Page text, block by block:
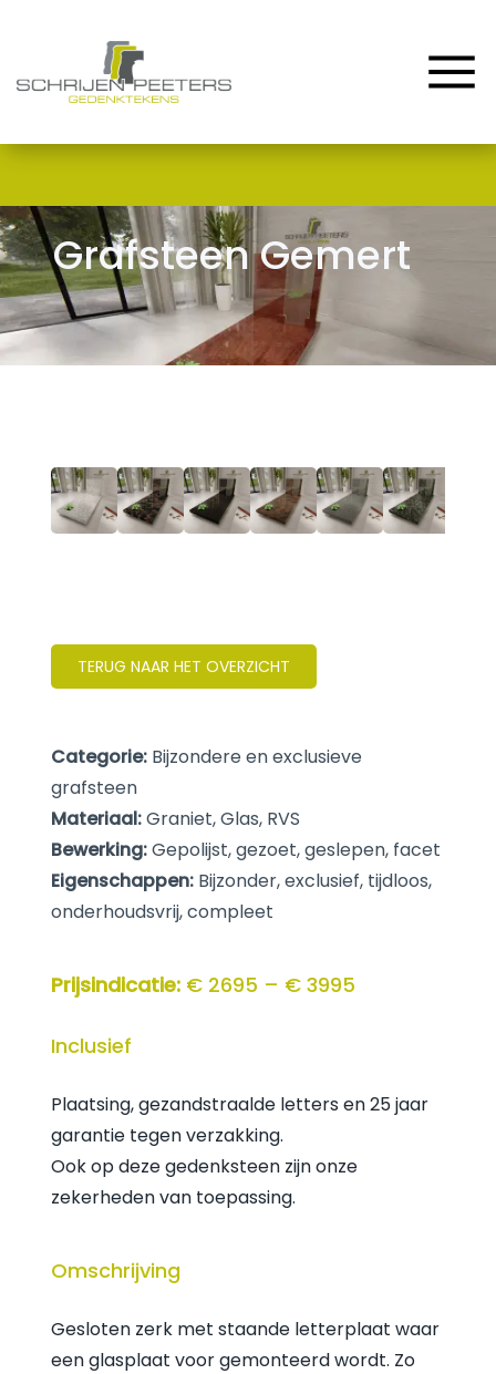
Assortiment
Renovatie & Reparatie
Contact en Route
Blog
Grafsteen Gemert
TERUG NAAR HET OVERZICHT
Categorie: Bijzondere en exclusieve
grafsteen
Materiaal:Graniet, Glas, RVS
Bewerking:Gepolijst, gezoet, geslepen, facet
Eigenschappen: Bijzonder, exclusief, tijdloos,
onderhoudsvrij, compleet
Prijsindicatie: € 2695 – € 3995
Inclusief
Plaatsing, gezandstraalde letters en 25 jaar
garantie tegen verzakking.
Ook op deze gedenksteen zijn onze
zekerheden van toepassing.
Omschrijving
Gesloten zerk met staande letterplaat waar
een glasplaat voor gemonteerd wordt. Zo